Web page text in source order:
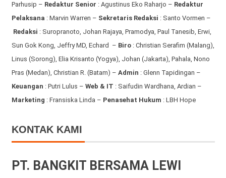
Parhusip – Redaktur Senior : Agustinus Eko Raharjo – Redaktur
Pelaksana : Marvin Warren – Sekretaris Redaksi : Santo Vormen –
Redaksi : Suropranoto, Johan Rajaya, Pramodya, Paul Tanesib, Erwi,
Sun Gok Kong, Jeffry MD, Echard – Biro: Christian Serafim (Malang),
Linus (Sorong), Elia Krisanto (Yogya), Johan (Jakarta), Pahala, Nono
Pras (Medan), Christian R. (Batam) – Admin : Glenn Tapidingan –
Keuangan : Putri Lulus – Web & IT : Saifudin Wardhana, Ardian –
Marketing : Fransiska Linda – Penasehat Hukum : LBH Hope
KONTAK KAMI
PT. BANGKIT BERSAMA LEWI